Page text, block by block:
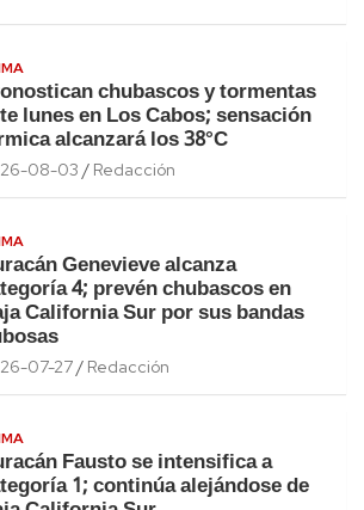
chubascos y tormentas
lunes en Los Cabos; sensación
alcanzará los 38°C
08-03 Redacción
Genevieve alcanza
4; prevén chubascos en
California Sur por sus bandas
07-27 Redacción
Fausto se intensifica a
1; continúa alejándose de